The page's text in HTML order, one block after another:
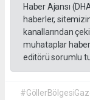
Haber Ajansı
haberler,
kanallarından
muhataplar
editörü sorumlu